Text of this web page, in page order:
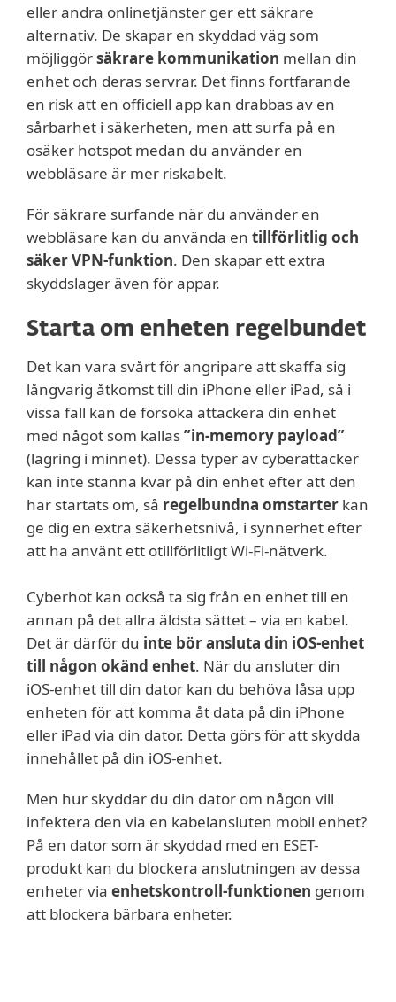
eller andra onlinetjänster ger ett säkrare
alternativ. De skapar en skyddad väg som
möjliggörsäkrare kommunikation mellan din
enhet och deras servrar. Det finns fortfarande
en risk att en officiell app kan drabbas av en
sårbarhet i säkerheten, men att surfa på en
osäker hotspot medan du använder en
webbläsare är mer riskabelt.
För säkrare surfande när du använder en
webbläsare kan du använda en tillförlitlig och
säker VPN-funktion. Den skapar ett extra
skyddslager även för appar.
Starta om enheten regelbundet
Det kan vara svårt för angripare att skaffa sig
långvarig åtkomst till din iPhone eller iPad, så i
vissa fall kan de försöka attackera din enhet
med något som kallas”in-memory payload”
(lagring i minnet). Dessa typer av cyberattacker
kan inte stanna kvar på din enhet efter att den
har startats om, så regelbundna omstarter kan
ge dig en extra säkerhetsnivå, i synnerhet efter
att ha använt ett otillförlitligt Wi-Fi-nätverk.
Cyberhot kan också ta sig från en enhet till en
annan på det allra äldsta sättet – via en kabel.
Det är därför du inte bör ansluta din iOS-enhet
till någon okänd enhet. När du ansluter din
iOS-enhet till din dator kan du behöva låsa upp
enheten för att komma åt data på din iPhone
eller iPad via din dator. Detta görs för att skydda
innehållet på din iOS-enhet.
Men hur skyddar du din dator om någon vill
infektera den via en kabelansluten mobil enhet?
På en dator som är skyddad med en ESET-
produkt kan du blockera anslutningen av dessa
enheter via enhetskontroll-funktionen genom
att blockera bärbara enheter.